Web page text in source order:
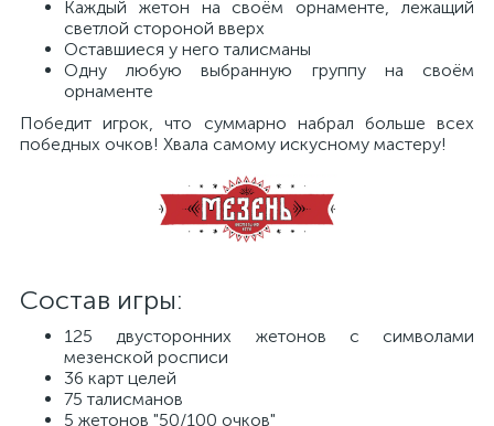
Каждый жетон на своём орнаменте, лежащий
светлой стороной вверх
Оставшиеся у него талисманы
Одну любую выбранную группу на своём
орнаменте
Победит игрок, что суммарно набрал больше всех
победных очков! Хвала самому искусному мастеру!
Состав игры:
125 двусторонних жетонов с символами
мезенской росписи
36 карт целей
75 талисманов
5 жетонов "50/100 очков"